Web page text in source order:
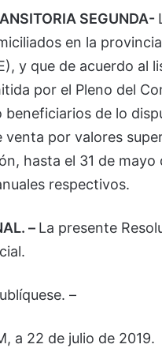
SEGUNDA-
en la
y que de acuerdo al
por el Pleno del
de lo
por valores
hasta el 31 de
respectivos.
– La presente
–
a 22 de julio de 2019.